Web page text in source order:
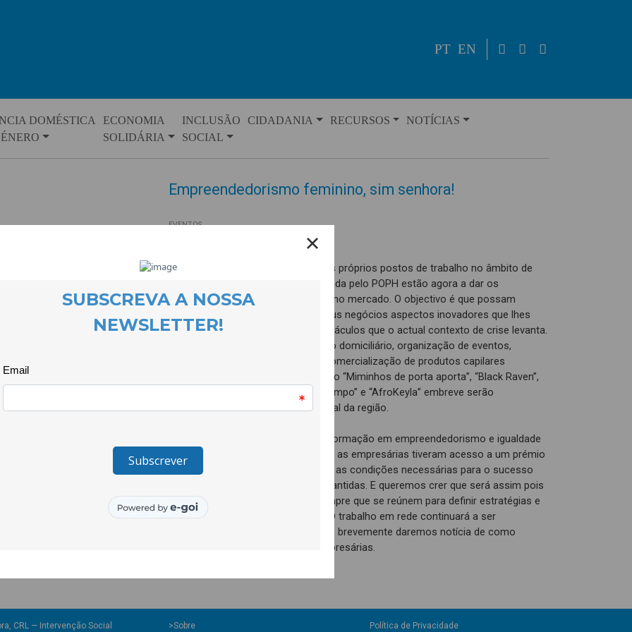
PT EN
DOMÉSTICA
ECONOMIA
SOLIDÁRIA
INCLUSÃO
SOCIAL
CIDADANIA RECURSOS NOTÍCIAS
Empreendedorismo feminino, sim senhora!
EVENTOS
Cincomulheres que criaram os seus próprios postos de trabalho no âmbito de
umainiciativa da CooLabora financiada pelo POPH estão agora a dar os
primeirospassos para se lançarem no mercado. O objectivo é que possam
trabalhar em redee imprimir aos seus negócios aspectos inovadores que lhes
permitam ultrapassartodos os obstáculos que o actual contexto de crise levanta.
A oferta vai desdeserviços de apoio domiciliário, organização de eventos,
babysitting, serviçosde limpeza a comercialização de produtos capilares
especializados. Assim, nomes como “Miminhos de porta aporta”, “Black Raven”,
“A Companhia dos miúdos”, “BeiraLimpo” e “AfroKeyla” embreve serão
incontornáveis no tecido empresarial da região.
Depoisde um percurso que incluiu formação em empreendedorismo e igualdade
de género mastambém consultoria, as empresárias tiveram acesso a um prémio
de arranque de5000 euros para que as condições necessárias para o sucesso
das suas empresasestivessem garantidas. E queremos crer que será assim pois
o entusiasmo detodas é visível sempre que se reúnem para definir estratégias e
se articularemnos seus negócios. O trabalho em rede continuará a ser
estimulado pelaCooLabora pelo que brevemente daremos notícia de como
poderão ser contactadasestas empresárias.
CRL — Intervenção Social >Sobre Política de Privacidade